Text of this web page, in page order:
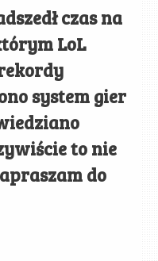
czas na
LoL
system gier
to nie
do